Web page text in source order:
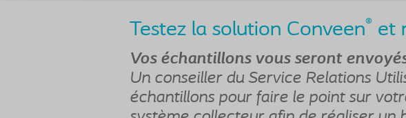
Testez la solution Conveen® et
Vos échantillons vous seront
Un conseiller du Service Relations
échantillons pour faire le point sur